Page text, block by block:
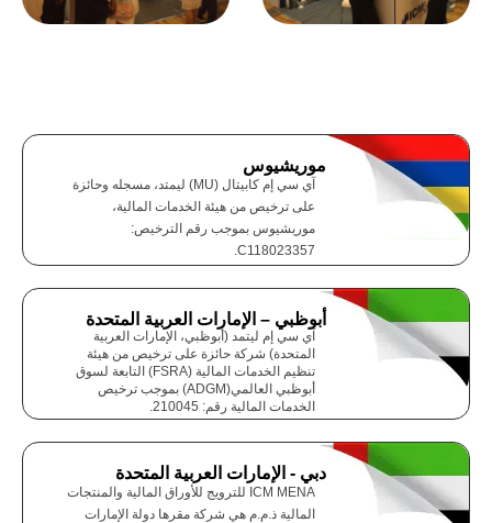
موريشيوس
آي سي إم كابيتال (MU) ليمتد، مسجله وحائزة
على ترخيص من هيئة الخدمات المالية،
موريشيوس بموجب رقم الترخيص:
C118023357.
أبوظبي – الإمارات العربية المتحدة
آي سي إم ليتمد (أبوظبي، الإمارات العربية
المتحدة) شركة حائزة على ترخيص من هيئة
تنظيم الخدمات المالية (FSRA) التابعة لسوق
أبوظبي العالمي(ADGM) بموجب ترخيص
الخدمات المالية رقم: 210045.
دبي - الإمارات العربية المتحدة
ICM MENA للترويج للأوراق المالية والمنتجات
المالية ذ.م.م هي شركة مقرها دولة الإمارات